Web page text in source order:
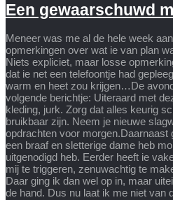
Een gewaarschuwd
Meneer was me al de hele week
opmerkingen over wat ie van plan
Niets expliciet, maar losse
dat ie net een telefoontje had
warm en heet zou krijgen…De
volgende berichtje: Uiteraard met
kleding, jurk. Zorg dat alles keurig
bruikbaar zijn. Neem je nieuwe
opdrachten voor morgen.Daarnaast
een braaf en sletterige dame heb
uitgenodigd heb. Eerder heeft ie
mij te triggeren, zenuwachtig te
Daar ging ik dan wel op in, maar
de hand. Dus nu laat ik me niet van